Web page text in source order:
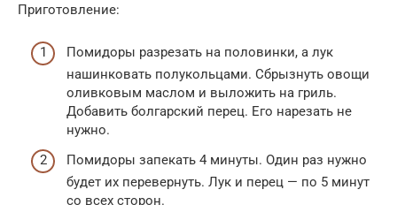
Приготовление:
Помидоры разрезать на половинки, а лук
нашинковать полукольцами. Сбрызнуть овощи
оливковым маслом и выложить на гриль.
Добавить болгарский перец. Его нарезать не
нужно.
Помидоры запекать 4 минуты. Один раз нужно
будет их перевернуть. Лук и перец — по 5 минут
со всех сторон.